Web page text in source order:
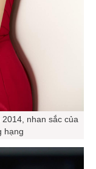
nhan sắc của
hạng